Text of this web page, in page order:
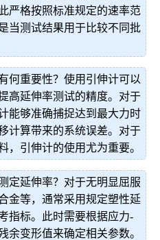
严格按照标准规定的速率范
当测试结果用于比较不同批
何重要性？使用引伸计可以
高延伸率测试的精度。对于
能够准确捕捉达到最大力时
计算带来的系统误差。对于
，引伸计的使用尤为重要。
定延伸率？对于无明显屈服
金等，通常采用规定塑性延
指标。此时需要根据应力-
余变形值来确定相关参数。